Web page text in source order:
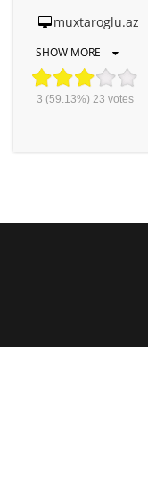
muxtaroglu.az
SHOW MORE
3 (59.13%) 23 votes